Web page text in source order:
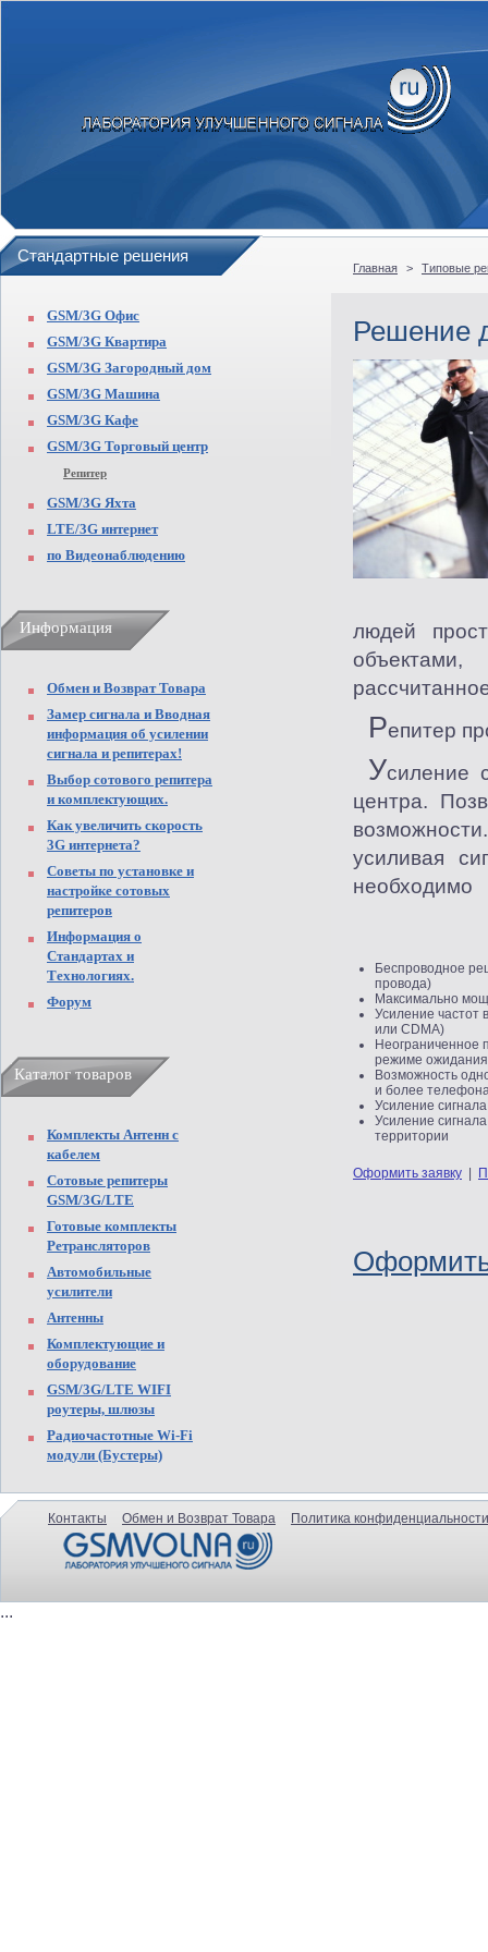
Стандартные решения
GSM/3G Офис
GSM/3G Квартира
GSM/3G Загородный дом
GSM/3G Машина
GSM/3G Кафе
GSM/3G Торговый центр
Репитер
GSM/3G Яхта
LTE/3G интернет
по Видеонаблюдению
Информация
Обмен и Возврат Товара
Замер сигнала и Вводная
информация об усилении
сигнала и репитерах!
Выбор сотового репитера
и комплектующих.
Как увеличить скорость
3G интернета?
Советы по установке и
настройке сотовых
репитеров
Информация о
Стандартах и
Технологиях.
Форум
Каталог товаров
Комплекты Антенн с
кабелем
Сотовые репитеры
GSM/3G/LTE
Готовые комплекты
Ретрансляторов
Автомобильные
усилители
Антенны
Комплектующие и
оборудование
GSM/3G/LTE WIFI
роутеры, шлюзы
Радиочастотные Wi-Fi
модули (Бустеры)
Главная > Типовые
Решение
людей
объектами,
Репитер
Усиление
центра.
усиливая
необходимо
Беспроводное
провода)
Максимально
Усиление частот
или CDMA)
Неограниченное
режиме ожидания
Возможность
и более
Усиление
Усиление
территории
Оформить заявку
Контакты Обмен и Возврат Товара Политика
...